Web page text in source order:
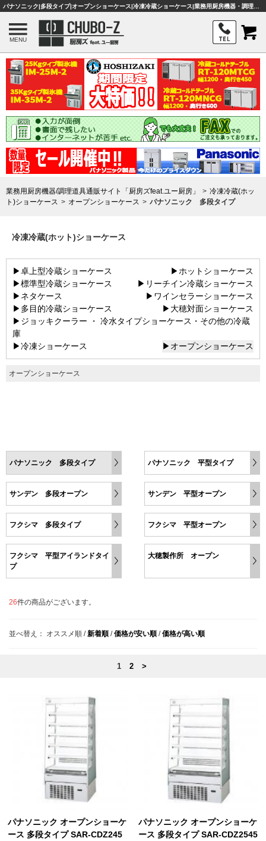
MENU
業務用厨房機器/調理道具通販サイト「厨房ズfeat.ユー厨房」
冷凍冷蔵(ホッ
ト)ショーケース
オープンショーケース パナソニック 多段タイプ
冷凍冷蔵(ホット)ショーケース
▶卓上型冷蔵ショーケース
▶ホットショーケース
▶標準型冷蔵ショーケース
▶リーチイン冷蔵ショーケース
▶ネタケース
▶ワインセラーショーケース
▶多目的冷蔵ショーケース
▶大穂対面ショーケース
▶ジョッキクーラー ・ 冷水タイプショーケース・その他の冷蔵
庫
▶冷凍ショーケース
▶オープンショーケース
オープンショーケース
パナソニック 多段タイプ パナソニック 平型タイプ
サンデン 多段オープン サンデン 平型オープン
フクシマ 多段タイプ フクシマ 平型オープン
フクシマ 平型アイランドタイ
プ
大穂製作所 オープン
26件の商品がございます。
並べ替え： オススメ順 /新着順 /価格が安い順 /価格が高い順
1 2 >
パナソニック オープンショーケ
ース 多段タイプ SAR-CDZ245
パナソニック オープンショーケ
ース 多段タイプ SAR-CDZ2545